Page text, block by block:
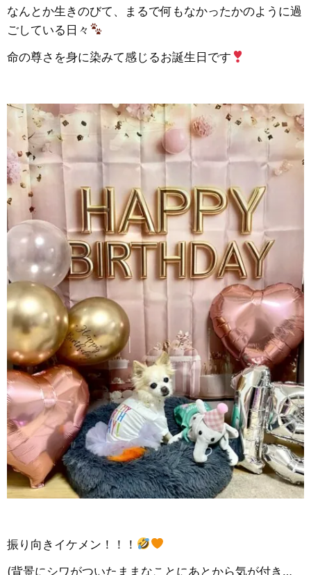
なんとか生きのびて、まるで何もなかったかのように過
ごしている日々
命の尊さを身に染みて感じるお誕生日です
振り向きイケメン！！！
(背景にシワがついたままなことにあとから気が付き…